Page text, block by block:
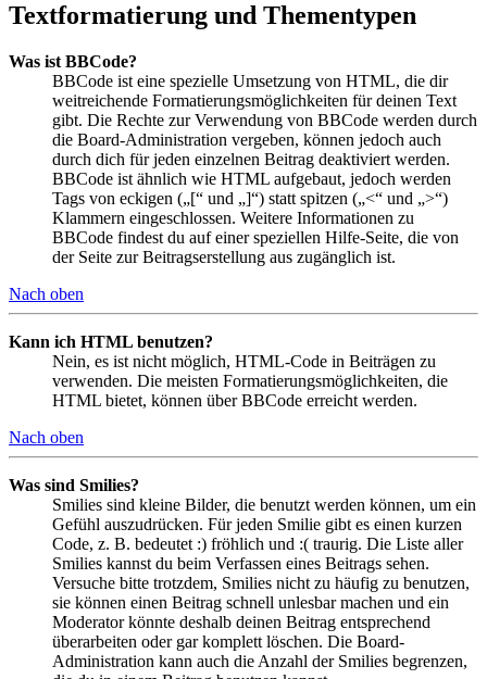
Textformatierung und Thementypen
Was ist BBCode?
BBCode ist eine spezielle Umsetzung von HTML, die dir
weitreichende Formatierungsmöglichkeiten für deinen Text
gibt. Die Rechte zur Verwendung von BBCode werden durch
die Board-Administration vergeben, können jedoch auch
durch dich für jeden einzelnen Beitrag deaktiviert werden.
BBCode ist ähnlich wie HTML aufgebaut, jedoch werden
Tags von eckigen („[“ und „]“) statt spitzen („<“ und „>“)
Klammern eingeschlossen. Weitere Informationen zu
BBCode findest du auf einer speziellen Hilfe-Seite, die von
der Seite zur Beitragserstellung aus zugänglich ist.
Nach oben
Kann ich HTML benutzen?
Nein, es ist nicht möglich, HTML-Code in Beiträgen zu
verwenden. Die meisten Formatierungsmöglichkeiten, die
HTML bietet, können über BBCode erreicht werden.
Nach oben
Was sind Smilies?
Smilies sind kleine Bilder, die benutzt werden können, um ein
Gefühl auszudrücken. Für jeden Smilie gibt es einen kurzen
Code, z. B. bedeutet :) fröhlich und :( traurig. Die Liste aller
Smilies kannst du beim Verfassen eines Beitrags sehen.
Versuche bitte trotzdem, Smilies nicht zu häufig zu benutzen,
sie können einen Beitrag schnell unlesbar machen und ein
Moderator könnte deshalb deinen Beitrag entsprechend
überarbeiten oder gar komplett löschen. Die Board-
Administration kann auch die Anzahl der Smilies begrenzen,